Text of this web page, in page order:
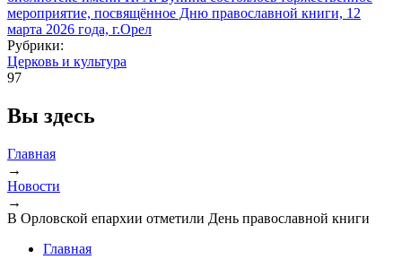
Рубрики:
Церковь и культура
97
Вы здесь
Главная
→
Новости
→
В Орловской епархии отметили День православной книги
Главная